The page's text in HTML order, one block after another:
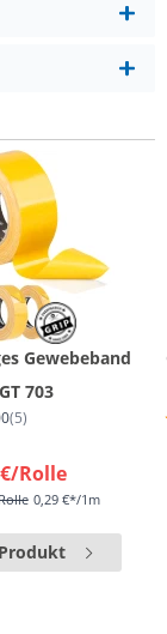
Gewebeband
GT 703
(5)
/Rolle
0,29 €*/1m